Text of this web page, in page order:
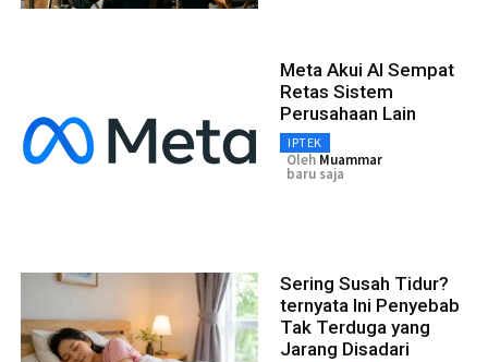
Meta Akui AI Sempat
Retas Sistem
Perusahaan Lain
IPTEK
Oleh Muammar
baru saja
Sering Susah Tidur?
ternyata Ini Penyebab
Tak Terduga yang
Jarang Disadari